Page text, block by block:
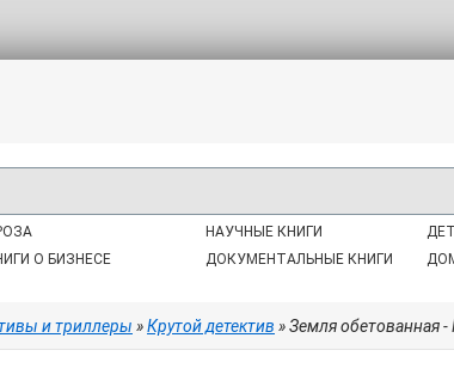
О БИЗНЕСЕ
НАУЧНЫЕ КНИГИ
ДОКУМЕНТАЛЬНЫЕ КНИГИ
и триллеры »Крутой детектив » Земля обетованная - Паркер